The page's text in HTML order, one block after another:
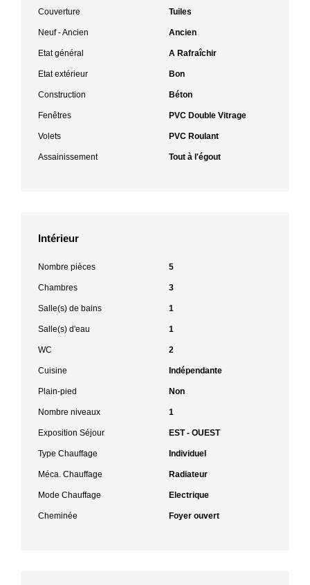
Couverture Tuiles
Neuf - Ancien Ancien
Etat général A Rafraîchir
Etat extérieur Bon
Construction Béton
Fenêtres PVC Double Vitrage
Volets PVC Roulant
Assainissement Tout à l'égout
Intérieur
Nombre pièces 5
Chambres 3
Salle(s) de bains 1
Salle(s) d'eau 1
WC 2
Cuisine Indépendante
Plain-pied Non
Nombre niveaux 1
Exposition Séjour EST - OUEST
Type Chauffage Individuel
Méca. Chauffage Radiateur
Mode Chauffage Electrique
Cheminée Foyer ouvert